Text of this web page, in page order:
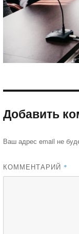
Добавить
Ваш адрес email не
КОММЕНТАРИЙ *